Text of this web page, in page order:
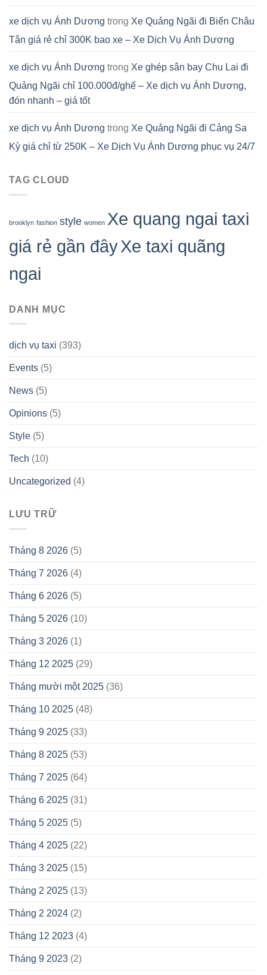
xe dịch vụ Ánh Dương trong Xe Quảng Ngãi đi Biển Châu
Tân giá rẻ chỉ 300K bao xe – Xe Dịch Vụ Ánh Dương
xe dịch vụ Ánh Dương trong Xe ghép sân bay Chu Lai đi
Quảng Ngãi chỉ 100.000đ/ghế – Xe dịch vụ Ánh Dương,
đón nhanh – giá tốt
xe dịch vụ Ánh Dương trong Xe Quảng Ngãi đi Cảng Sa
Kỳ giá chỉ từ 250K – Xe Dịch Vụ Ánh Dương phục vụ 24/7
TAG CLOUD
brooklyn fashion style women Xe quang ngai taxi
giá rẻ gần đâyXe taxi quãng
ngai
DANH MỤC
dịch vụ taxi (393)
Events (5)
News (5)
Opinions (5)
Style (5)
Tech (10)
Uncategorized (4)
LƯU TRỮ
Tháng 8 2026 (5)
Tháng 7 2026 (4)
Tháng 6 2026 (5)
Tháng 5 2026 (10)
Tháng 3 2026 (1)
Tháng 12 2025 (29)
Tháng mười một 2025 (36)
Tháng 10 2025 (48)
Tháng 9 2025 (33)
Tháng 8 2025 (53)
Tháng 7 2025 (64)
Tháng 6 2025 (31)
Tháng 5 2025 (5)
Tháng 4 2025 (22)
Tháng 3 2025 (15)
Tháng 2 2025 (13)
Tháng 2 2024 (2)
Tháng 12 2023 (4)
Tháng 9 2023 (2)